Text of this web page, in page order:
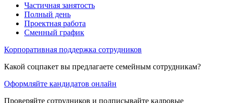
Частичная занятость
Полный день
Проектная работа
Сменный график
Корпоративная поддержка сотрудников
Какой соцпакет вы предлагаете семейным сотрудникам?
Оформляйте кандидатов онлайн
Проверяйте сотрудников и подписывайте кадровые